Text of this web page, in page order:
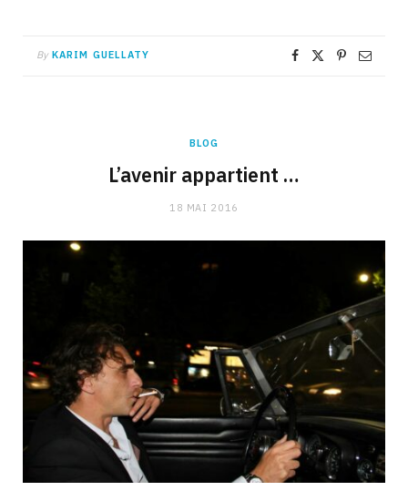
By KARIM GUELLATY
BLOG
L’avenir appartient …
18 MAI 2016